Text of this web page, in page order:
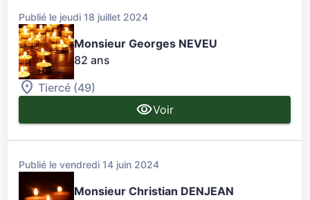
Publié le jeudi 18 juillet 2024
Monsieur Georges NEVEU
82 ans
Tiercé (49)
Voir
Publié le vendredi 14 juin 2024
Monsieur Christian DENJEAN